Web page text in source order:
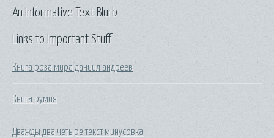
Links to Important Stuff
Книга роза мира даниил андреев
Книга румия
Дважды два четыре текст минусовка
An Informative Text Blurb